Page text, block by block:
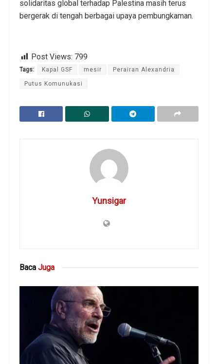
solidaritas global terhadap Palestina masih terus
bergerak di tengah berbagai upaya pembungkaman.
Post Views: 799
Tags: Kapal GSF mesir Perairan Alexandria
Putus Komunukasi
Yunsigar
Baca Juga